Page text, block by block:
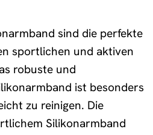
sind die perfekte
sportlichen und aktiven
robuste und
ist besonders
zu reinigen. Die
Silikonarmband